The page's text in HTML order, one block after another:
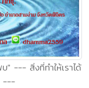
" --- สิ่งที่ทำให้เราได้
---